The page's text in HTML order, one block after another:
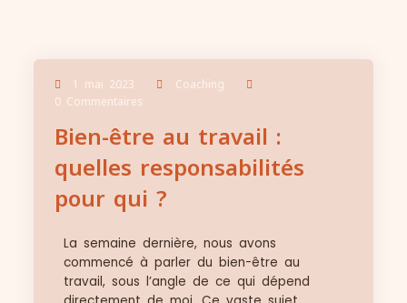
1 mai 2023
Coaching
0 Commentaires
Bien-être au travail :
quelles responsabilités
pour qui ?
La semaine dernière, nous avons
commencé à parler du bien-être au
travail, sous l’angle de ce qui dépend